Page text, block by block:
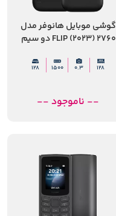
گوشی موبایل هانوفر مدل
FLIP (2023) 2760 دو سیم
128
0.3
1500
128
-- ناموجود --